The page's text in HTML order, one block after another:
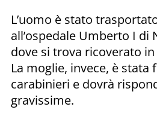
L’uomo è stato
all’ospedale Umberto I di
dove si trova ricoverato
La moglie, invece, è stata
carabinieri e dovrà
gravissime.